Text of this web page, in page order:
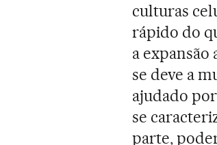
culturas
rápido do
a
se deve a
ajudado
se
parte,